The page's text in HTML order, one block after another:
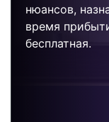
нюансов,
время
бесплатная.